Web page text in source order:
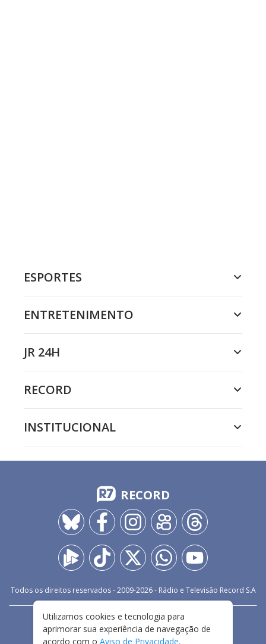
ESPORTES
ENTRETENIMENTO
JR 24H
RECORD
INSTITUCIONAL
RECORD
Todos os direitos reservados - 2009-2026- Rádio e Televisão Record S.A
FALE CONOSCO
PRIVACIDADE
TERMOS E CONDIÇÕES DE USO
Utilizamos cookies e tecnologia para
aprimorar sua experiência de navegação de
acordo com o Aviso de Privacidade.